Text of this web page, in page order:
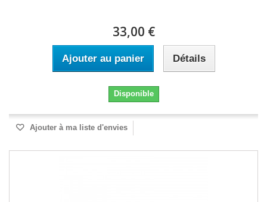
33,00 €
Ajouter au panier Détails
Disponible
Ajouter à ma liste d'envies